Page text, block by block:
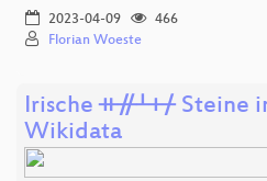
2023-04-09
466
Florian Woeste
Irische ᚑᚌᚆᚐᚋ Steine
Wikidata